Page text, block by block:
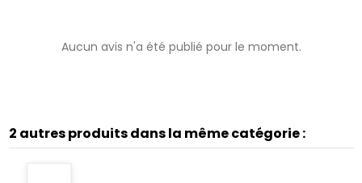
Aucun avis n'a été publié pour le moment.
2 autres produits dans la même catégorie :